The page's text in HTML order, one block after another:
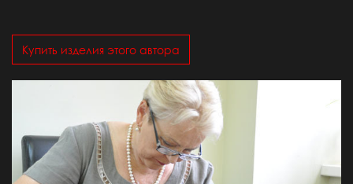
Купить изделия этого автора